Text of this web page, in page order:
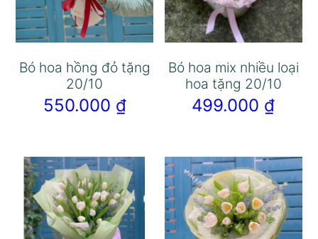
Bó hoa hồng đỏ tặng
20/10
550.000 ₫
Bó hoa mix nhiều loại
hoa tặng 20/10
499.000 ₫